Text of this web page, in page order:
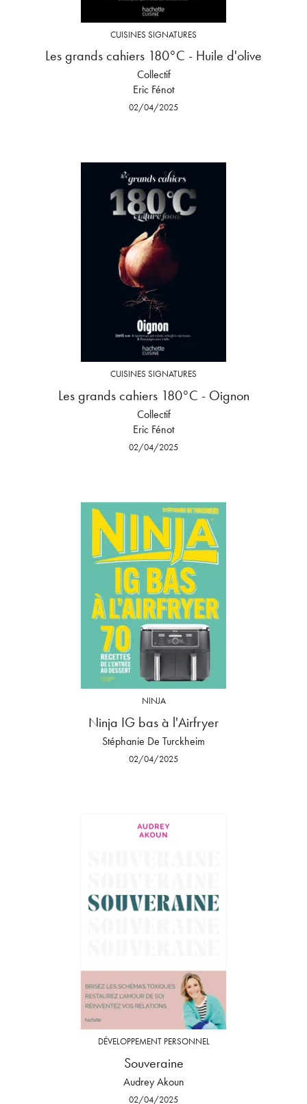
CUISINES SIGNATURES
Les grands cahiers 180°C - Huile d'olive
Collectif
Eric Fénot
02/04/2025
CUISINES SIGNATURES
Les grands cahiers 180°C - Oignon
Collectif
Eric Fénot
02/04/2025
NINJA
Ninja IG bas à l'Airfryer
Stéphanie De Turckheim
02/04/2025
DÉVELOPPEMENT PERSONNEL
Souveraine
Audrey Akoun
02/04/2025